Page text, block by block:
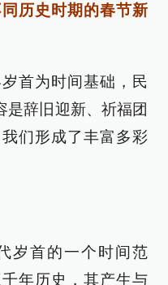
历史时期的春节新
首为时间基础，民
是辞旧迎新、祈福团
们形成了丰富多彩
岁首的一个时间范
年历史，其产生与